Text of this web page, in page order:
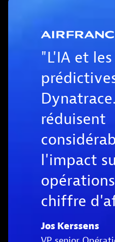
"L'IA et
réduisent
l'impact
chiffre
Jos Kerssens